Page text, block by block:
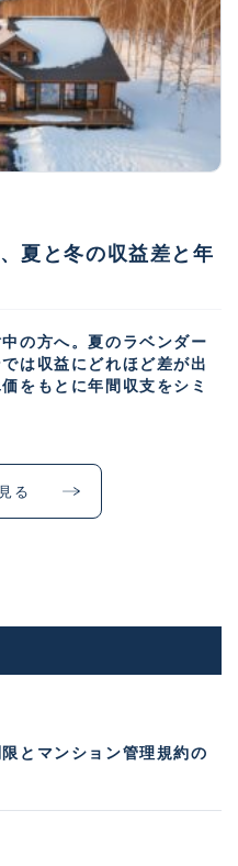
夏と冬の収益差と年
の方へ。夏のラベンダー
は収益にどれほど差が出
をもとに年間収支をシミ
る
とマンション管理規約の